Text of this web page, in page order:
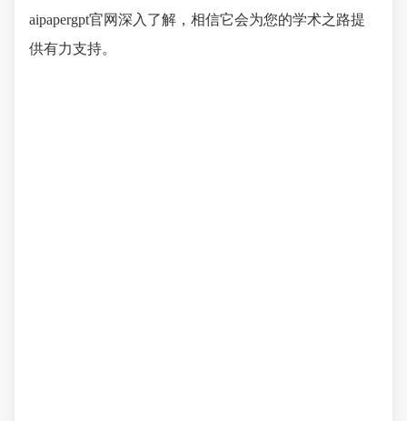
aipapergpt官网深入了解，相信它会为您的学术之路提
供有力支持。